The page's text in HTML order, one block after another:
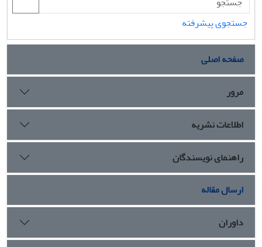
جستجوی پیشرفته
صفحه اصلی
مرور
اطلاعات نشریه
راهنمای نویسندگان
ارسال مقاله
داوران